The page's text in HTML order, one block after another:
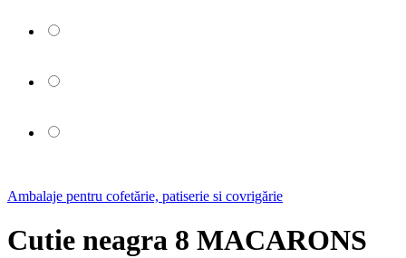
Ambalaje pentru cofetărie, patiserie si covrigărie
Cutie neagra 8 MACARONS